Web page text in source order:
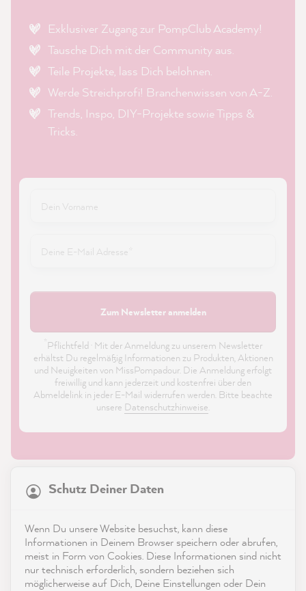
Exklusiver Zugang zur PompClub Academy!
Tausche Dich mit der Community aus.
Teile Projekte, lass Dich belohnen.
Werde Streichprofi! Branchenwissen von A-Z.
Trends, Inspo, DIY-Projekte sowie Tipps &
Tricks.
Zum Newsletter anmelden
Pflichtfeld · Mit der Anmeldung zu unserem Newsletter
erhältst Du regelmäßig Informationen zu Produkten, Aktionen
und Neuigkeiten von MissPompadour. Die Anmeldung erfolgt
freiwillig und kann jederzeit und kostenfrei über den
Abmeldelink in jeder E-Mail widerrufen werden. Bitte beachte
unsere Datenschutzhinweise.
Service
Kontakt
Schutz Deiner Daten
Wenn Du unsere Website besuchst, kann diese
Informationen in Deinem Browser speichern oder abrufen,
meist in Form von Cookies. Diese Informationen sind nicht
nur technisch erforderlich, sondern beziehen sich
möglicherweise auf Dich, Deine Einstellungen oder Dein
21.869Bewertungen
reviews-io